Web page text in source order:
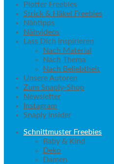
Plotter Freebies
Strick & Häkel Freebies
Nähtipps
Nähvideos
Lass Dich inspirieren
Nach Material
Nach Thema
Nach Beliebtheit
Unsere Autoren
Zum Snaply-Shop
Newsletter
Instagram
Snaply Insider
Schnittmuster Freebies
Baby & Kind
Deko
Damen